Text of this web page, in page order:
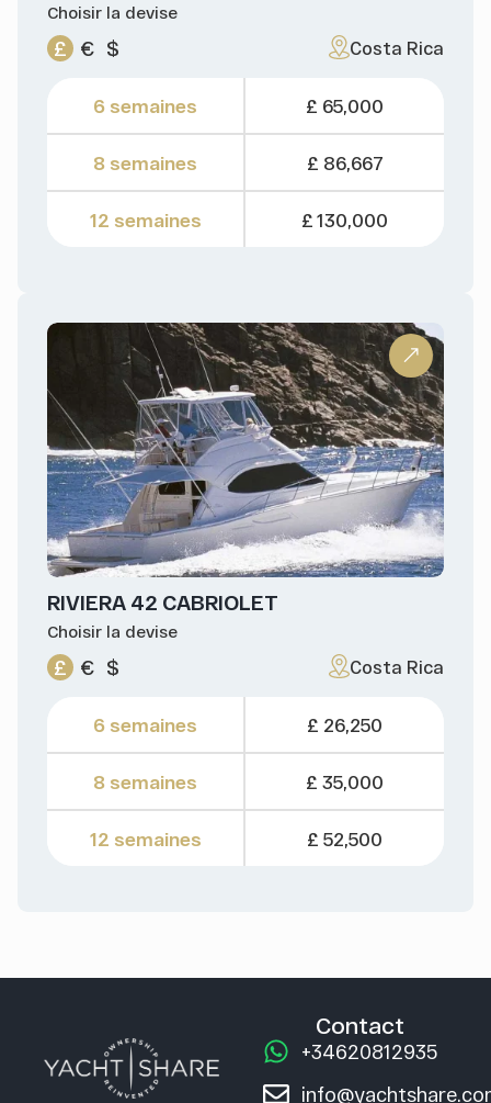
Choisir la devise
£ € $ Costa Rica
6 semaines
8 semaines
12 semaines
£ 65,000
£ 86,667
£ 130,000
RIVIERA 42 CABRIOLET
Choisir la devise
£ € $ Costa Rica
6 semaines
8 semaines
12 semaines
£ 26,250
£ 35,000
£ 52,500
Contact
+34620812935